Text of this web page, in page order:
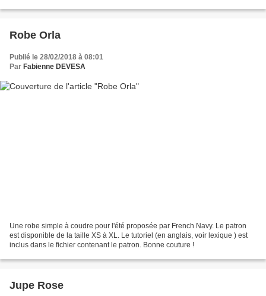
Robe Orla
Publié le 28/02/2018 à 08:01
Par Fabienne DEVESA
Une robe simple à coudre pour l'été proposée par French Navy. Le patron
est disponible de la taille XS à XL. Le tutoriel (en anglais, voir lexique ) est
inclus dans le fichier contenant le patron. Bonne couture !
Jupe Rose